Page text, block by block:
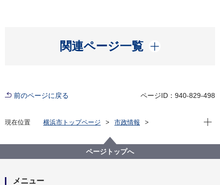
関連ページ一覧
開く
前のページに戻る ページID：940-829-498
現在位置 横浜市トップページ
市政情報
記者発表 2026年度
横浜市立戸塚高校普通科音楽コース講師等による中学
生のための管弦・打楽器・ピアノ実技講習会を開催し
現在
ページトップへ
メニュー